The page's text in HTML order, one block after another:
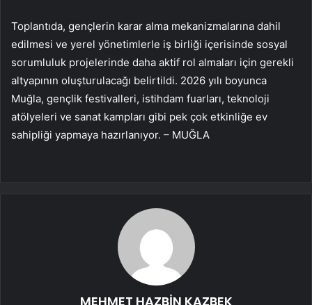
Toplantıda, gençlerin karar alma mekanizmalarına dahil
edilmesi ve yerel yönetimlerle iş birliği içerisinde sosyal
sorumluluk projelerinde daha aktif rol almaları için gerekli
altyapının oluşturulacağı belirtildi. 2026 yılı boyunca
Muğla, gençlik festivalleri, istihdam fuarları, teknoloji
atölyeleri ve sanat kampları gibi pek çok etkinliğe ev
sahipliği yapmaya hazırlanıyor. – MUĞLA
MEHMET HAZBİN KAZBEK